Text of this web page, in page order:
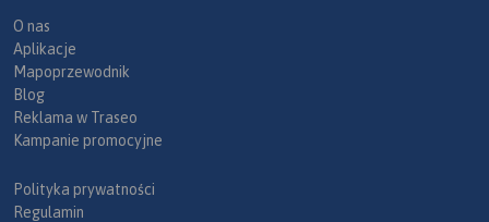
O nas
Aplikacje
Mapoprzewodnik
Blog
Reklama w Traseo
Kampanie promocyjne
Polityka prywatności
Regulamin